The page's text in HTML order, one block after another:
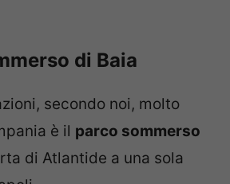
di Baia
secondo noi, molto
è il parco sommerso
di Atlantide a una sola